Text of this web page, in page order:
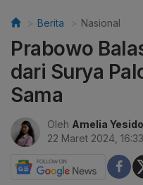
Berita Nasional
Prabowo
dari Surya
Sama
Oleh Amelia
22 Maret 2024, 16:33